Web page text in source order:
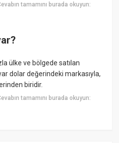
tamamını burada okuyun:
ülke ve bölgede satılan
dolar değerindeki markasıyla,
biridir.
tamamını burada okuyun: